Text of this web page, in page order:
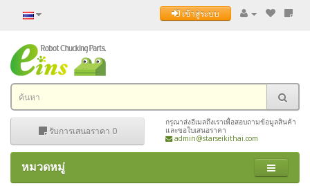
เข้าสู่ระบบ
รับการเสนอราคา 0
กรุณาส่งอีเมลถึงเราเพื่อสอบถามข้อมูลสินค้า
และขอใบเสนอราคา
admin@starseikithai.com
หมวดหมู่